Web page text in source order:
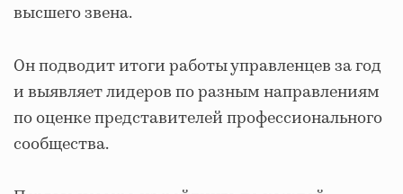
высшего звена.
Он подводит итоги работы управленцев за год
и выявляет лидеров по разным направлениям
по оценке представителей профессионального
сообщества.